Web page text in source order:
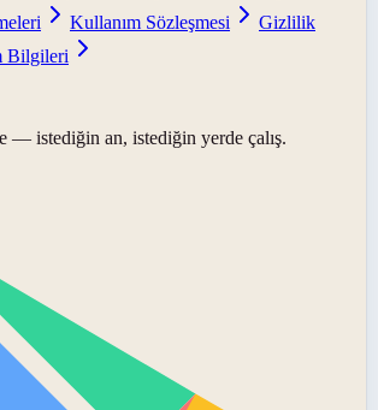
Kullanım Sözleşmesi
Gizlilik
Bilgileri
— istediğin an, istediğin yerde çalış.